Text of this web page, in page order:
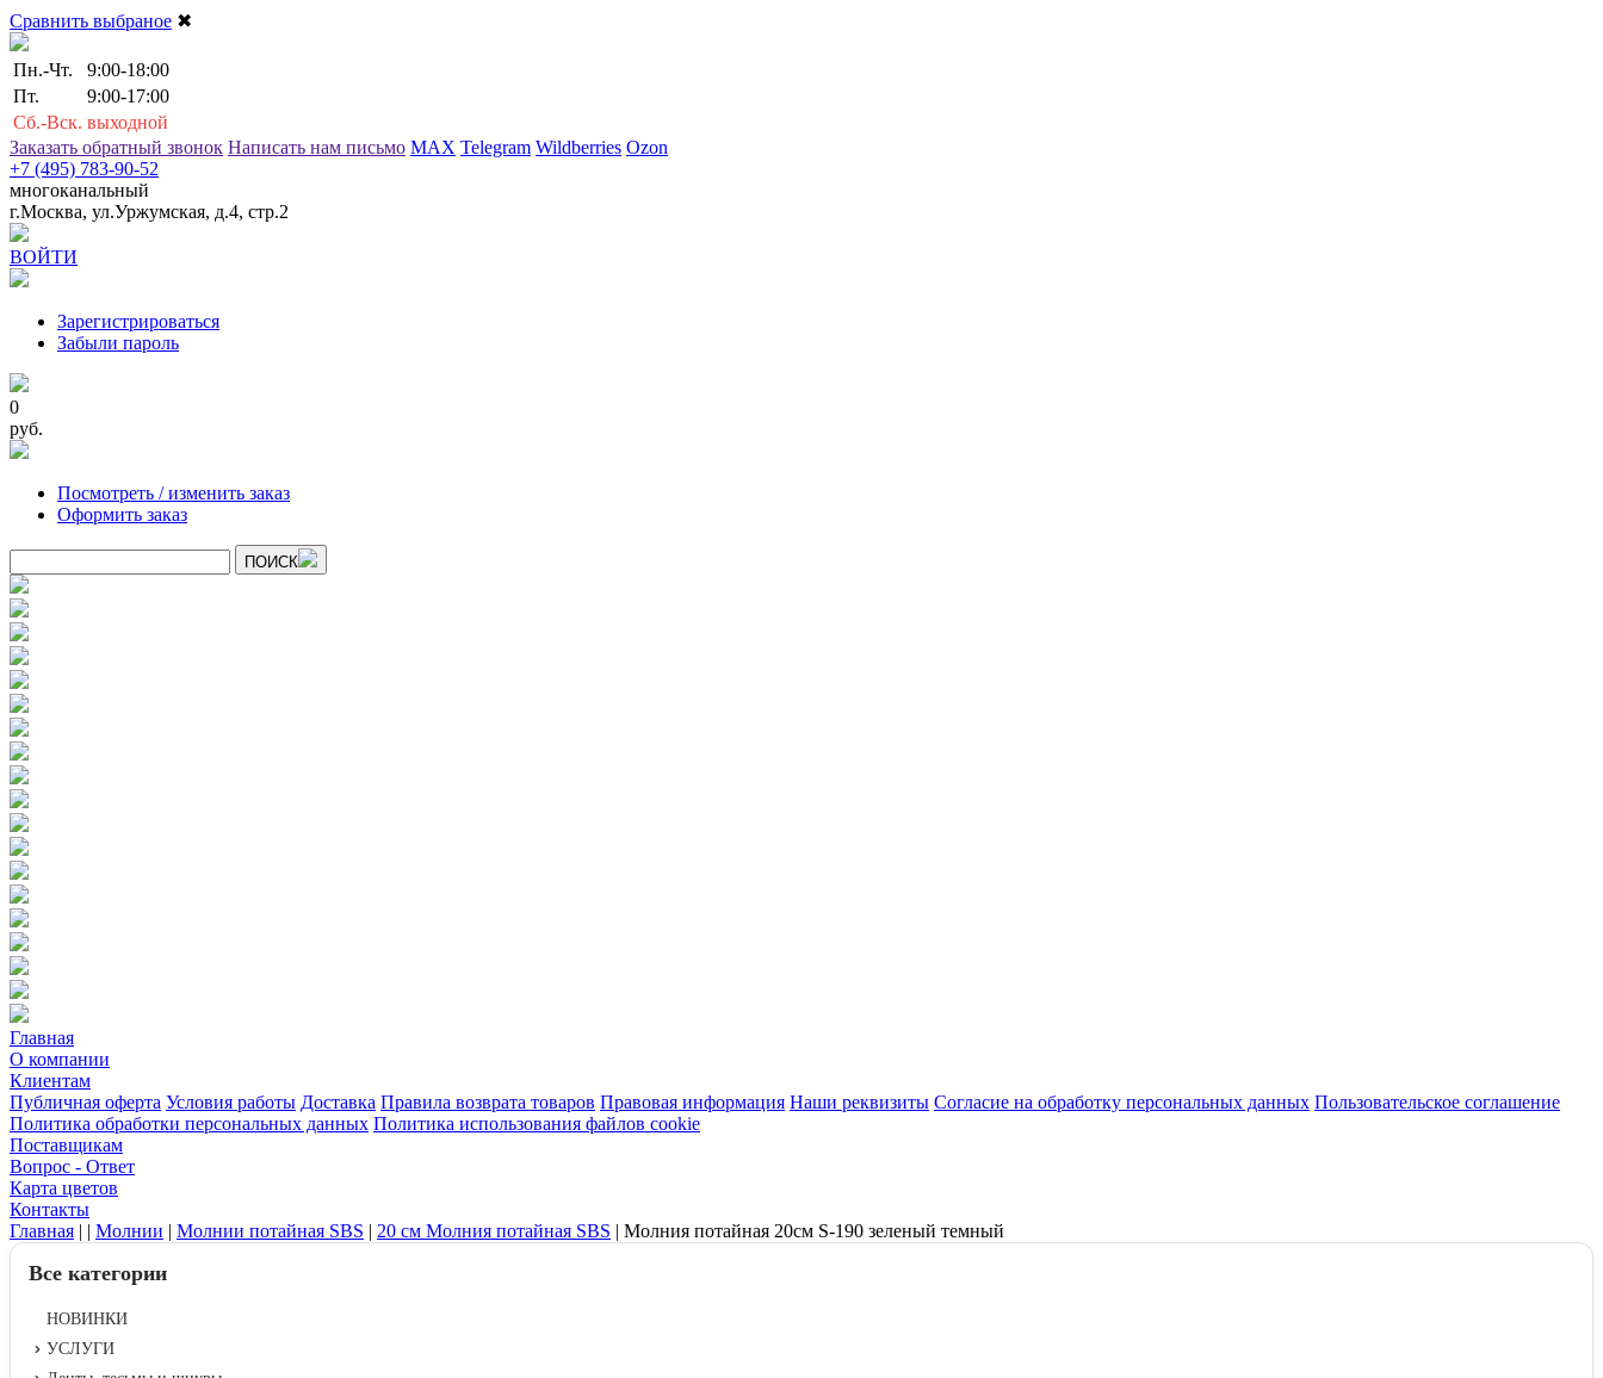
Сравнить выбраное ✖
Пн.-Чт.
9:00-18:00
Пт.
9:00-17:00
Сб.-Вск. выходной
Заказать обратный звонок Написать нам письмо MAX Telegram Wildberries Ozon
+7 (495) 783-90-52
многоканальный
г.Москва, ул.Уржумская, д.4, стр.2
ВОЙТИ
Зарегистрироваться
Забыли пароль
0
руб.
Посмотреть / изменить заказ
Оформить заказ
ПОИСК
Главная
О компании
Клиентам
Публичная оферта Условия работы Доставка Правила возврата товаров Правовая информация Наши реквизиты Согласие на обработку персональных данных Пользовательское соглашение
Политика обработки персональных данных Политика использования файлов cookie
Поставщикам
Вопрос - Ответ
Карта цветов
Контакты
Главная | | Молнии | Молнии потайная SBS | 20 см Молния потайная SBS | Молния потайная 20см S-190 зеленый темный
Все категории
НОВИНКИ
УСЛУГИ